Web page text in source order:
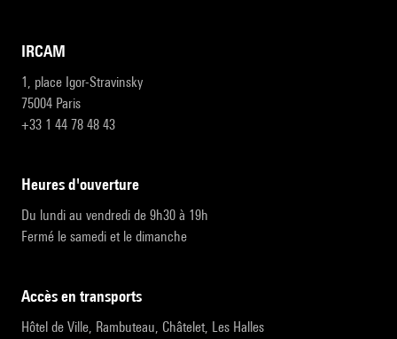
IRCAM
1, place Igor-Stravinsky
75004 Paris
+33 1 44 78 48 43
heures d'ouverture
Du lundi au vendredi de 9h30 à 19h
Fermé le samedi et le dimanche
accès en transports
Hôtel de Ville, Rambuteau, Châtelet, Les Halles